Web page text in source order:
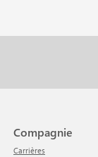
Compagnie
Carrières